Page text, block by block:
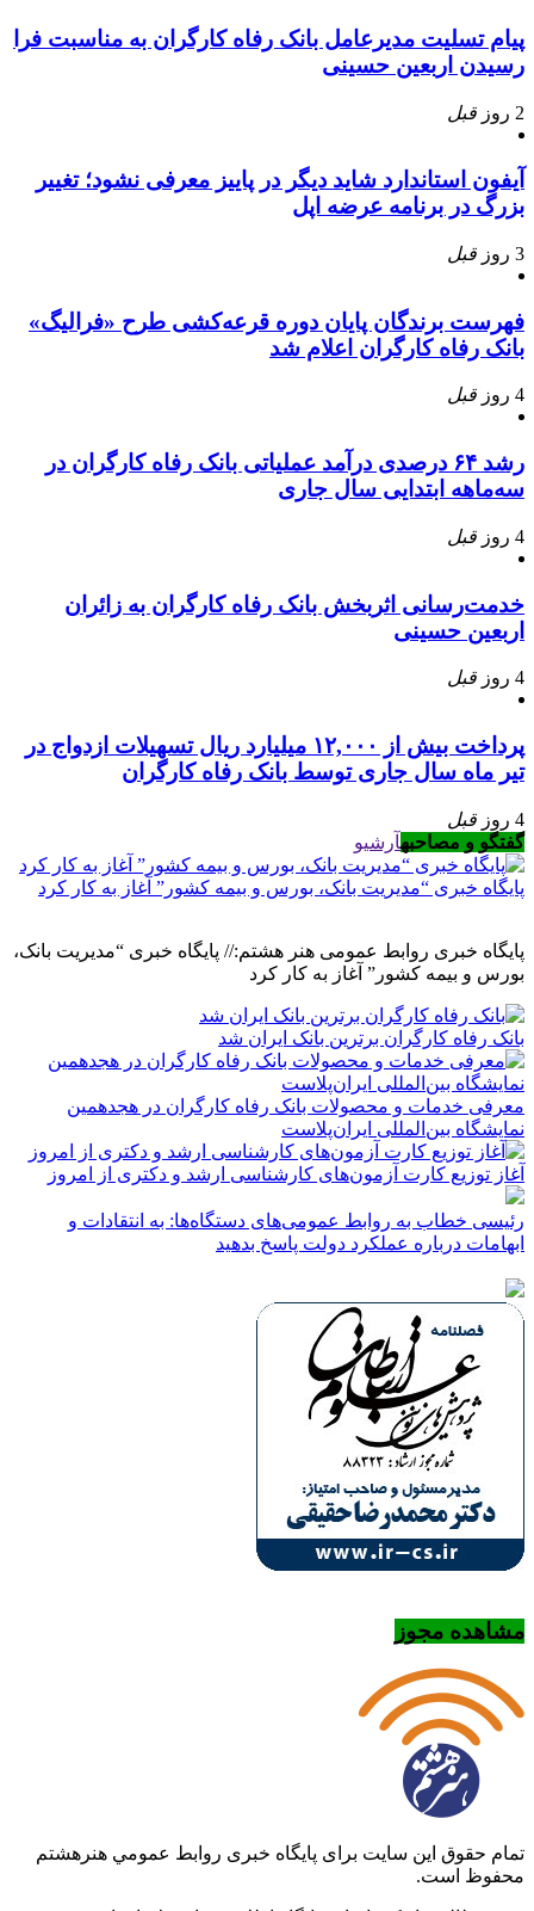
پیام تسلیت مدیرعامل بانک رفاه کارگران به مناسبت فرا
رسیدن اربعین حسینی
2 روز قبل
آیفون استاندارد شاید دیگر در پاییز معرفی نشود؛ تغییر
بزرگ در برنامه عرضه اپل
3 روز قبل
فهرست برندگان پایان دوره قرعه‌کشی طرح «فرالیگ»
بانک رفاه کارگران اعلام شد
4 روز قبل
رشد ۶۴ درصدی درآمد عملیاتی بانک رفاه کارگران در
سه‌ماهه ابتدایی سال جاری
4 روز قبل
خدمت‌رسانی اثربخش بانک رفاه کارگران به زائران
اربعین حسینی
4 روز قبل
پرداخت بیش از ۱۲,۰۰۰ میلیارد ریال تسهیلات ازدواج در
تیر ماه سال جاری توسط بانک رفاه کارگران
4 روز
قبل
گفتگو و مصاحبهآرشیو
پایگاه خبری “مدیریت بانک، بورس و بیمه کشور” آغاز به کار کرد
پایگاه خبری روابط عمومی هنر هشتم:// پایگاه خبری “مدیریت بانک،
بورس و بیمه کشور” آغاز به کار کرد
بانک رفاه کارگران برترین بانک ایران شد
معرفی خدمات و محصولات بانک رفاه کارگران در هجدهمین
نمایشگاه بین‌المللی ایران‌پلاست
آغاز توزیع کارت آزمون‌های کارشناسی ارشد و دکتری از امروز
رئیسی خطاب به روابط عمومی‌های دستگاه‌ها: به انتقادات و
ابهامات درباره عملکرد دولت پاسخ بدهید
مشاهده مجوز
تمام حقوق این سایت برای پایگاه خبری روابط عمومي هنرهشتم
محفوظ است.